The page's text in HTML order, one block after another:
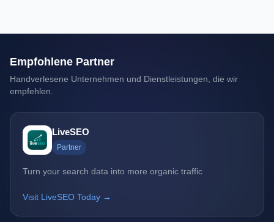
Empfohlene Partner
Handverlesene Unternehmen und Dienstleistungen, die wir
empfehlen.
LiveSEO
Partner
Turn your search data into more organic traffic
Visit LiveSEO Today →